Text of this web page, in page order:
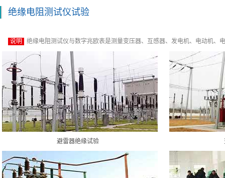
绝缘电阻测试仪试验
说明 绝缘电阻测试仪与数字兆欧表是测量变压器、互感器、发电机、电动机
避雷器绝缘试验